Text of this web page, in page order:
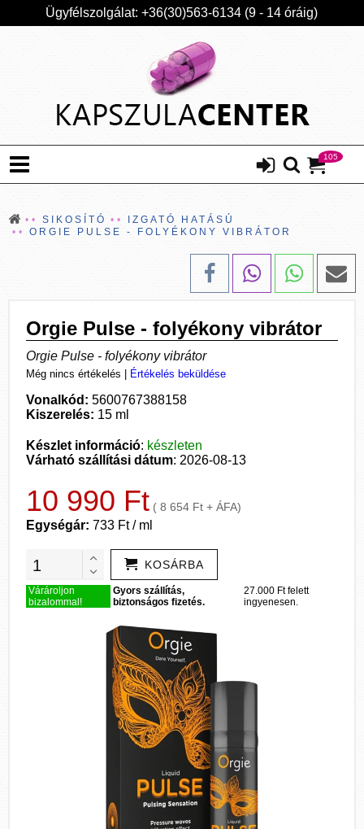
Ügyfélszolgálat: +36(30)563-6134 (9 - 14 óráig)
105
SIKOSÍTÓ
IZGATÓ HATÁSÚ
ORGIE PULSE - FOLYÉKONY VIBRÁTOR
Orgie Pulse - folyékony vibrátor
Orgie Pulse - folyékony vibrátor
Még nincs értékelés Értékelés beküldése
Vonalkód: 5600767388158
Kiszerelés: 15 ml
Készlet információ: készleten
Várható szállítási dátum: 2026-08-13
10 990 Ft ( 8 654 Ft + ÁFA)
Egységár: 733 Ft / ml
KOSÁRBA
Várároljon
bizalommal!
Gyors szállítás,
biztonságos fizetés.
27.000 Ft felett
ingyenesen.